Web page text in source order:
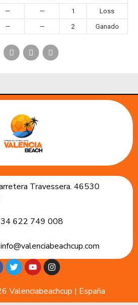
— — 1
Loss
— — 2 Ganado
Travessera. 46530
622 749 008
Valenciabeachcup | España